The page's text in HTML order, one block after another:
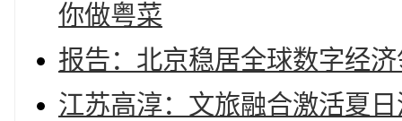
你做粤菜
报告：北京稳居全球数字经
江苏高淳：文旅融合激活夏